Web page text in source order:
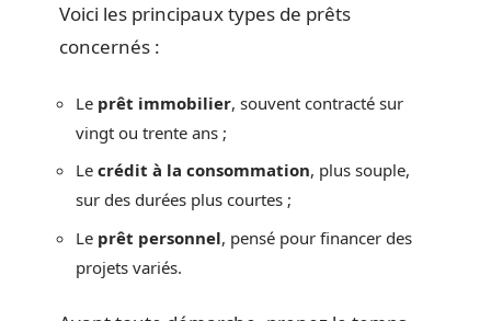
Voici les principaux types de prêts
concernés :
Le prêt immobilier, souvent contracté sur
vingt ou trente ans ;
Le crédit à la consommation, plus souple,
sur des durées plus courtes ;
Le prêt personnel, pensé pour financer des
projets variés.